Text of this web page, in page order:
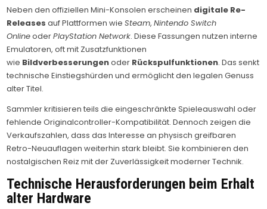
Neben den offiziellen Mini-Konsolen erscheinen digitale Re-
Releases auf Plattformen wieSteam,Nintendo Switch
OnlineoderPlayStation Network. Diese Fassungen nutzen interne
Emulatoren, oft mit Zusatzfunktionen
wie Bildverbesserungenoder Rückspulfunktionen. Das senkt
technische Einstiegshürden und ermöglicht den legalen Genuss
alter Titel.
Sammler kritisieren teils die eingeschränkte Spieleauswahl oder
fehlende Originalcontroller-Kompatibilität. Dennoch zeigen die
Verkaufszahlen, dass das Interesse an physisch greifbaren
Retro-Neuauflagen weiterhin stark bleibt. Sie kombinieren den
nostalgischen Reiz mit der Zuverlässigkeit moderner Technik.
Technische Herausforderungen beim Erhalt
alter Hardware